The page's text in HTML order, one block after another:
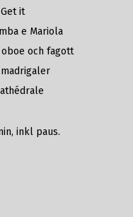
it
e Mariola
och fagott
inkl paus.